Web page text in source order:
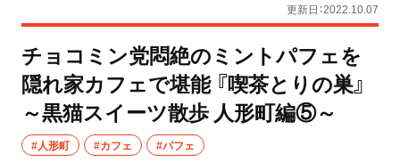
更新日：2022.10.07
チョコミン党悶絶のミントパフェを
隠れ家カフェで堪能 『喫茶とりの巣』
～黒猫スイーツ散歩 人形町編⑤～
#人形町 #カフェ #パフェ